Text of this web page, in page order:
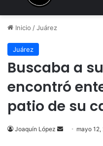
Inicio /Juárez
Juárez
Buscaba a
encontró
patio de su
Joaquín López
Send mayo